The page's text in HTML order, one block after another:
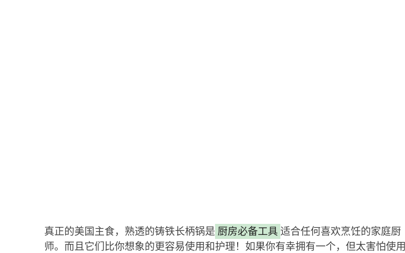
真正的美国主食，熟透的铸铁长柄锅是 厨房必备工具 适合任何喜欢烹饪的家庭厨
师。而且它们比你想象的更容易使用和护理！如果你有幸拥有一个，但太害怕使用